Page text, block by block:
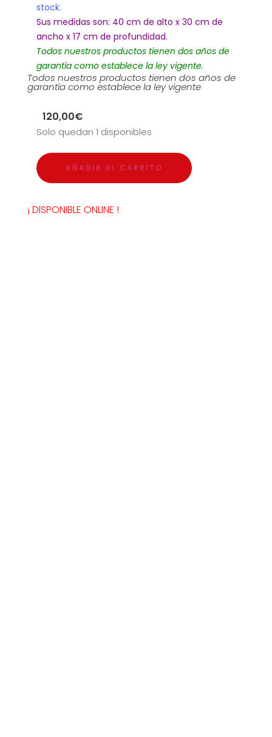
stock.
Sus medidas son: 40 cm de alto x 30 cm de
ancho x 17 cm de profundidad.
Todos nuestros productos tienen dos años de
garantía como establece la ley vigente.
Todos nuestros productos tienen dos años de
garantía como establece la ley vigente
120,00€
Solo quedan 1 disponibles
AÑADIR AL CARRITO
¡ DISPONIBLE ONLINE !